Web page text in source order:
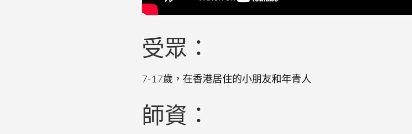
受眾：
7-17歲，在香港居住的小朋友和年青人
師資：